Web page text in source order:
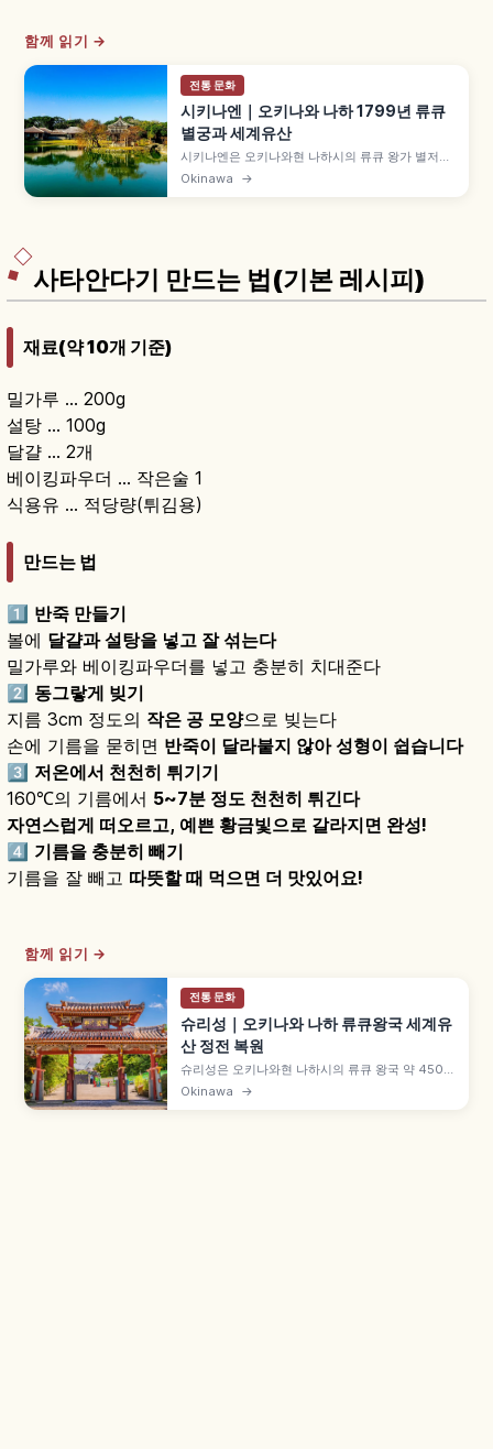
함께 읽기 →
전통 문화
시키나엔｜오키나와 나하 1799년 류큐
별궁과 세계유산
시키나엔은 오키나와현 나하시의 류큐 왕가 별저로,
1799년 조성된 회유식 정원입니다. 2000년 '류큐
Okinawa →
사타안다기 만드는 법(기본 레시피)
재료(약 10개 기준)
밀가루 … 200g
설탕 … 100g
달걀 … 2개
베이킹파우더 … 작은술 1
식용유 … 적당량(튀김용)
만드는 법
1️⃣ 반죽 만들기
볼에 달걀과 설탕을 넣고 잘 섞는다
밀가루와 베이킹파우더를 넣고 충분히 치대준다
2️⃣ 동그랗게 빚기
지름 3cm 정도의 작은 공 모양으로 빚는다
손에 기름을 묻히면 반죽이 달라붙지 않아 성형이 쉽습니다
3️⃣ 저온에서 천천히 튀기기
160℃의 기름에서 5~7분 정도 천천히 튀긴다
자연스럽게 떠오르고, 예쁜 황금빛으로 갈라지면 완성!
4️⃣ 기름을 충분히 빼기
기름을 잘 빼고 따뜻할 때 먹으면 더 맛있어요!
함께 읽기 →
전통 문화
슈리성｜오키나와 나하 류큐왕국 세계유
산 정전 복원
슈리성은 오키나와현 나하시의 류큐 왕국 약 450년
중심지로, 14세기 창건되었습니다. 2000년 세계유
Okinawa →